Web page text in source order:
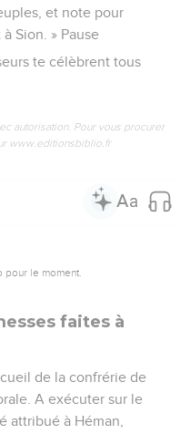
et note pour
Sion. » Pause
te célèbrent tous
autorisation. Pour vous procurer
www.editionsbiblio.fr
le moment.
faites à
de la confrérie de
A exécuter sur le
attribué à Héman,